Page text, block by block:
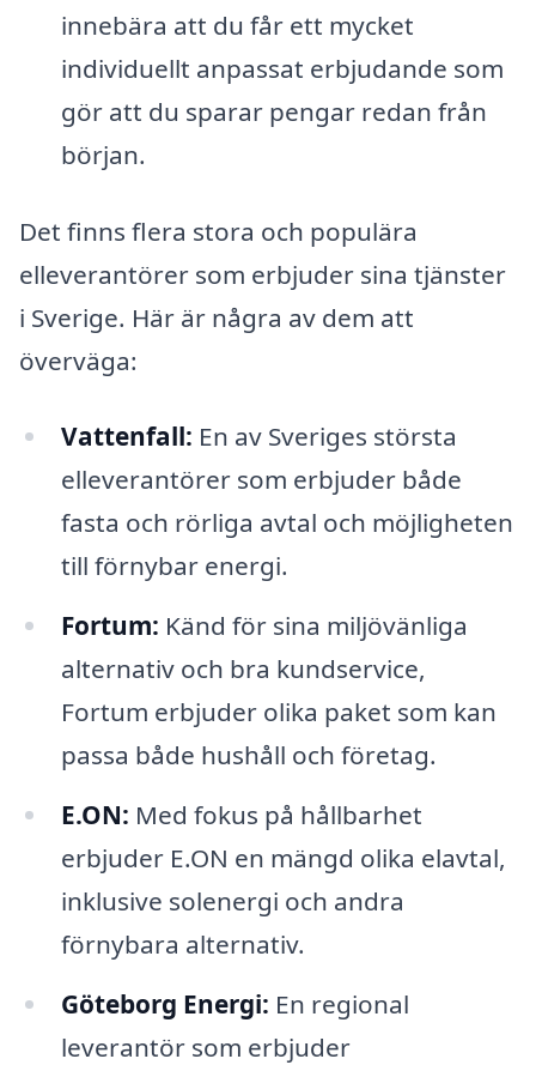
innebära att du får ett mycket
individuellt anpassat erbjudande som
gör att du sparar pengar redan från
början.
Det finns flera stora och populära
elleverantörer som erbjuder sina tjänster
i Sverige. Här är några av dem att
överväga:
Vattenfall: En av Sveriges största
elleverantörer som erbjuder både
fasta och rörliga avtal och möjligheten
till förnybar energi.
Fortum: Känd för sina miljövänliga
alternativ och bra kundservice,
Fortum erbjuder olika paket som kan
passa både hushåll och företag.
E.ON: Med fokus på hållbarhet
erbjuder E.ON en mängd olika elavtal,
inklusive solenergi och andra
förnybara alternativ.
Göteborg Energi: En regional
leverantör som erbjuder